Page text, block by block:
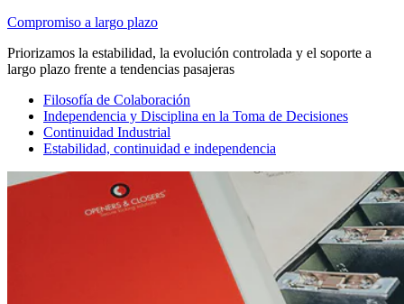
Compromiso a largo plazo
Priorizamos la estabilidad, la evolución controlada y el soporte a
largo plazo frente a tendencias pasajeras
Filosofía de Colaboración
Independencia y Disciplina en la Toma de Decisiones
Continuidad Industrial
Estabilidad, continuidad e independencia